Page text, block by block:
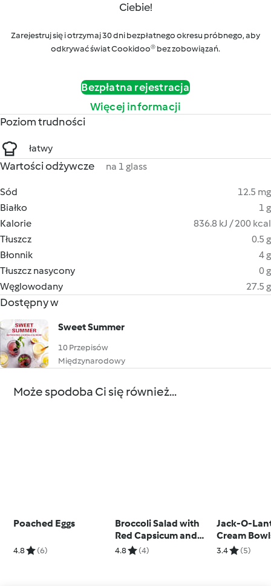
Ciebie!
Zarejestruj się i otrzymaj 30 dni bezpłatnego okresu próbnego, aby
odkrywać świat Cookidoo® bez zobowiązań.
Bezpłatna rejestracja
Więcej informacji
Poziom trudności
łatwy
Wartości odżywcze na 1 glass
Sód
12.5 mg
Białko
1 g
Kalorie
836.8 kJ / 200 kcal
Tłuszcz
0.5 g
Błonnik
4 g
Tłuszcz nasycony
0 g
Węglowodany
27.5 g
Dostępny w
Sweet Summer
10 Przepisów
Międzynarodowy
Może spodoba Ci się również...
Poached Eggs
4.8 (6)
Broccoli Salad with
Red Capsicum and
Pine Nuts
4.8 (4)
Jack-O-
Cream
3.4 (5)